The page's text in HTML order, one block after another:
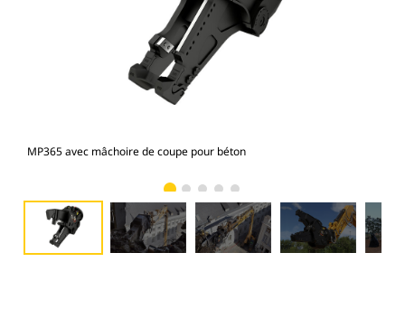
MP365 avec mâchoire de coupe pour béton